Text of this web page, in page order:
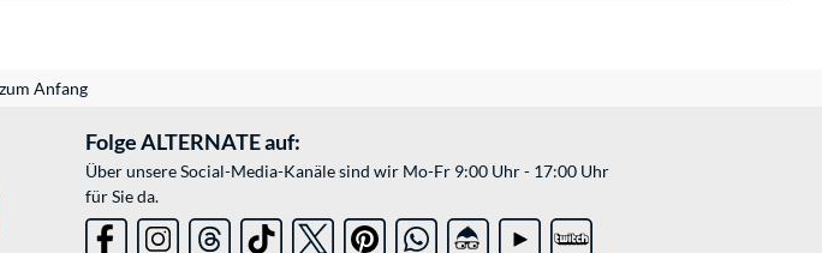
Anfang
Folge ALTERNATE auf:
Über unsere Social-Media-Kanäle sind wir Mo-Fr 9:00 Uhr - 17:00 Uhr
für Sie da.